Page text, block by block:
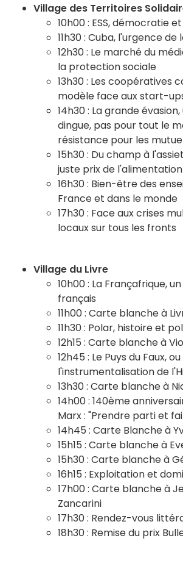
Village des Territoires
10h00 : ESS, démocratie
11h30 : Cuba, l'urgence
12h30 : Le marché du
la protection sociale
13h30 : Les coopératives
modèle face aux start-
14h30 : La grande
dingue, pas pour tout le
résistance pour les
15h30 : Du champ à
juste prix de l'alimentation
16h30 : Bien-être des
France et dans le monde
17h30 : Face aux crises
locaux sur tous les fronts
Village du Livre
10h00 : La Françafrique,
français
11h00 : Carte blanche à
11h30 : Polar, histoire et
12h15 : Carte blanche à
12h45 : Le Puys du Faux, ou
l'instrumentalisation de
13h30 : Carte blanche à
14h00 : 140ème
Marx : "Prendre parti et
14h45 : Carte Blanche à
15h15 : Carte blanche à
15h30 : Carte blanche à
16h15 : Exploitation et
17h00 : Carte blanche à
Zancarini
17h30 : Rendez-vous
18h30 : Remise du prix